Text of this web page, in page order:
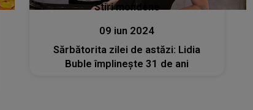
Stiri mondene
09 iun 2024
Sărbătorita zilei de astăzi: Lidia
Buble împlinește 31 de ani